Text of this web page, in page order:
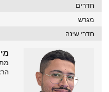
חדרים
מגרש
חדרי שינה